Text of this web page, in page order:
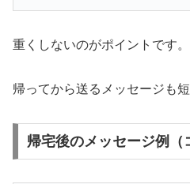
重くしないのがポイントです。
帰ってから送るメッセージも
帰宅後のメッセージ例（